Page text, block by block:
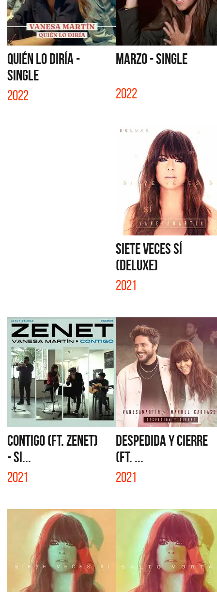
QUIÉN LO DIRÍA -
SINGLE
2022
MARZO - SINGLE
2022
SIETE VECES SÍ
(DELUXE)
2021
CONTIGO (FT. ZENET)
- SI...
2021
DESPEDIDA Y CIERRE
(FT. ...
2021